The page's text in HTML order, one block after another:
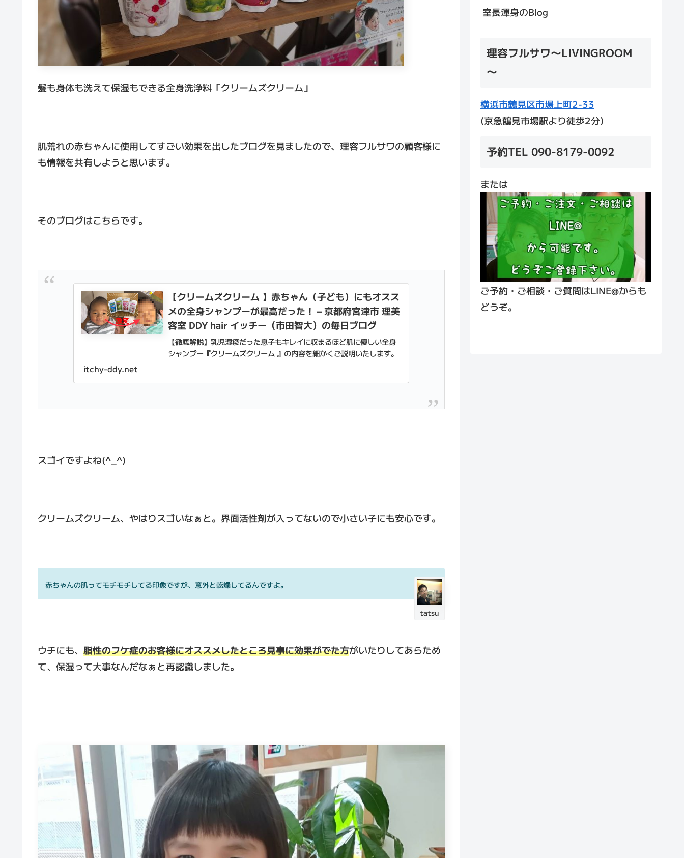
髪も身体も洗えて保湿もできる全身洗浄料「クリームズクリーム」
肌荒れの赤ちゃんに使用してすごい効果を出したブログを見ましたので、理容フルサワの顧客様に
も情報を共有しようと思います。
そのブログはこちらです。
【クリームズクリーム 】赤ちゃん（子ども）にもオスス
メの全身シャンプーが最高だった！ – 京都府宮津市 理美
容室 DDY hair イッチー（市田智大）の毎日ブログ
【徹底解説】乳児湿疹だった息子もキレイに収まるほど肌に優しい全身
シャンプー『クリームズクリーム 』の内容を細かくご説明いたします。
itchy-ddy.net
スゴイですよね(^_^)
クリームズクリーム、やはりスゴいなぁと。界面活性剤が入ってないので小さい子にも安心です。
tatsu
赤ちゃんの肌ってモチモチしてる印象ですが、意外と乾燥してるんですよ。
ウチにも、 脂性のフケ症のお客様にオススメしたところ見事に効果がでた方がいたりしてあらため
て、保湿って大事なんだなぁと再認識しました。
室長渾身のBlog
理容フルサワ～LIVINGROOM
～
横浜市鶴見区市場上町2-33
(京急鶴見市場駅より徒歩2分)
予約TEL 090-8179-0092
または
ご予約・ご相談・ご質問はLINE@からも
どうぞ。